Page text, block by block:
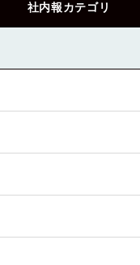
社内報カテゴリ